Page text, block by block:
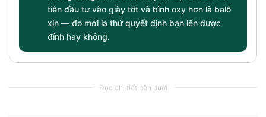
tiên đầu tư vào giày tốt và bình oxy hơn là balô
xịn — đó mới là thứ quyết định bạn lên được
đỉnh hay không.
Đọc chi tiết bên dưới